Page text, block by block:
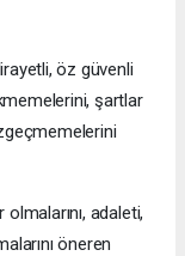
öz güvenli
şartlar
adaleti,
öneren